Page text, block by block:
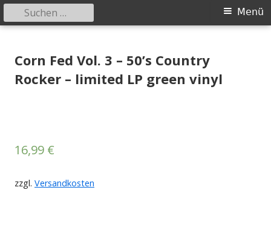
zum
Primäres
Menü
Suchen
nach:
Corn Fed Vol. 3 – 50’s Country
Rocker – limited LP green vinyl
16,99 €
zzgl. Versandkosten